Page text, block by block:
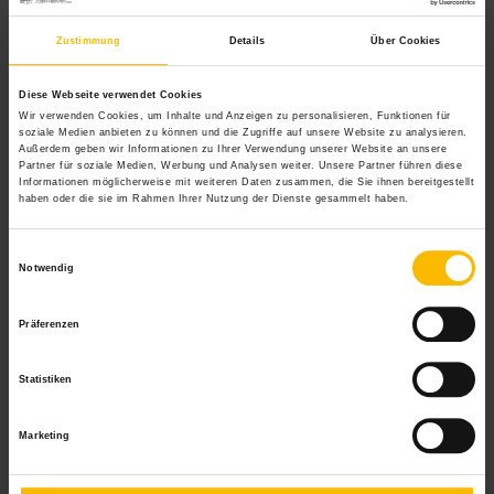
Zustimmung Details Über Cookies
Diese Webseite verwendet Cookies
Wir verwenden Cookies, um Inhalte und Anzeigen zu personalisieren, Funktionen für
soziale Medien anbieten zu können und die Zugriffe auf unsere Website zu analysieren.
Außerdem geben wir Informationen zu Ihrer Verwendung unserer Website an unsere
Partner für soziale Medien, Werbung und Analysen weiter. Unsere Partner führen diese
Informationen möglicherweise mit weiteren Daten zusammen, die Sie ihnen bereitgestellt
haben oder die sie im Rahmen Ihrer Nutzung der Dienste gesammelt haben.
Notwendig
Präferenzen
Statistiken
Marketing